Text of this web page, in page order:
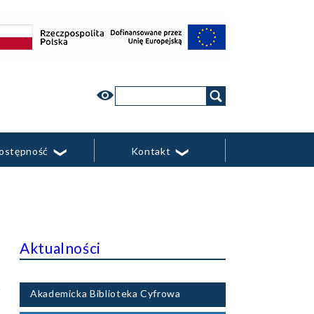
w
Kontakt
Aktualności
Akademicka Biblioteka Cyfrowa